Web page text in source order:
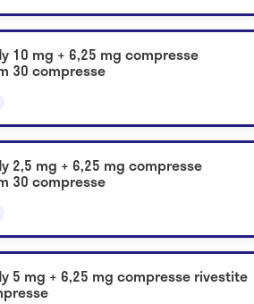
10 mg + 6,25 mg compresse
30 compresse
2,5 mg + 6,25 mg compresse
30 compresse
5 mg + 6,25 mg compresse rivestite